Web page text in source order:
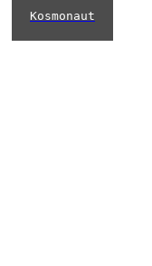
Kosmonaut